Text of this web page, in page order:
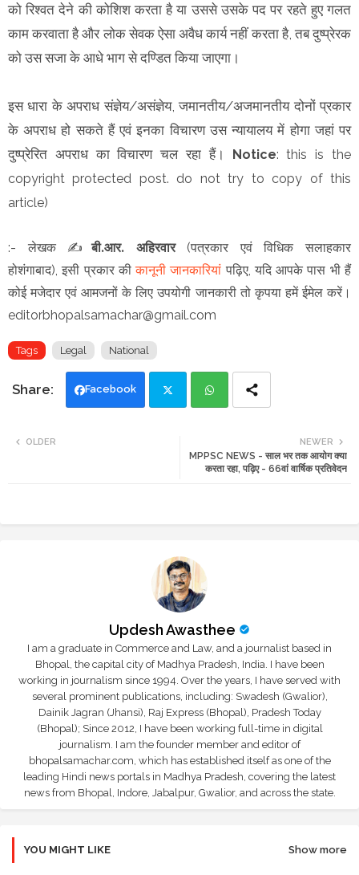
को रिश्वत देने की कोशिश करता है या उससे उसके पद पर रहते हुए गलत
काम करवाता है और लोक सेवक ऐसा अवैध कार्य नहीं करता है, तब दुष्प्रेरक
को उस सजा के आधे भाग से दण्डित किया जाएगा।
इस धारा के अपराध संज्ञेय/असंज्ञेय, जमानतीय/अजमानतीय दोनों प्रकार
के अपराध हो सकते हैं एवं इनका विचारण उस न्यायालय में होगा जहां पर
दुष्प्रेरित अपराध का विचारण चल रहा हैं। Notice: this is the
copyright protected post. do not try to copy of this
article)
:- लेखक ✍️बी.आर. अहिरवार (पत्रकार एवं विधिक सलाहकार
होशंगाबाद),इसी प्रकार कीकानूनी जानकारियां पढ़िए, यदि आपके पास भी हैं
कोई मजेदार एवं आमजनों के लिए उपयोगी जानकारी तो कृपया हमें ईमेल करें।
editorbhopalsamachar@gmail.com
Tags Legal National
Facebook
ats
NEWER
MPPSC NEWS - साल भर तक आयोग क्या
करता रहा, पढ़िए - 66वां वार्षिक प्रतिवेदन
OLDER
Updesh Awasthee
I am a graduate in Commerce and Law, and a journalist based in
Bhopal, the capital city of Madhya Pradesh, India. I have been
working in journalism since 1994. Over the years, I have served with
several prominent publications, including: Swadesh (Gwalior),
Dainik Jagran (Jhansi), Raj Express (Bhopal), Pradesh Today
(Bhopal); Since 2012, I have been working full-time in digital
journalism. I am the founder member and editor of
bhopalsamachar.com, which has established itself as one of the
leading Hindi news portals in Madhya Pradesh, covering the latest
news from Bhopal, Indore, Jabalpur, Gwalior, and across the state.
YOU MIGHT LIKE Show more